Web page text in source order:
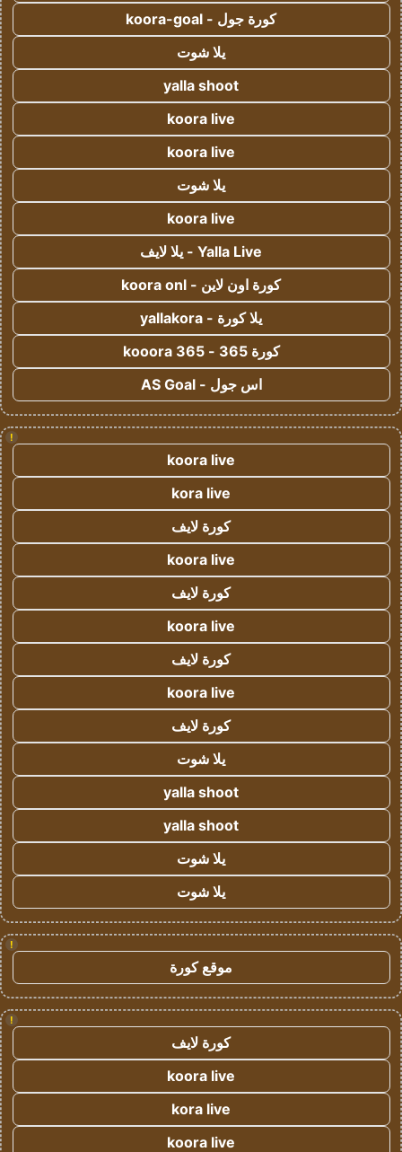
كورة جول - koora-goal
يلا شوت
yalla shoot
koora live
koora live
يلا شوت
koora live
Yalla Live - يلا لايف
كورة اون لاين - koora onl
يلا كورة - yallakora
كورة 365 - kooora 365
اس جول - AS Goal
!
koora live
kora live
كورة لايف
koora live
كورة لايف
koora live
كورة لايف
koora live
كورة لايف
يلا شوت
yalla shoot
yalla shoot
يلا شوت
يلا شوت
!
موقع كورة
!
كورة لايف
koora live
kora live
koora live